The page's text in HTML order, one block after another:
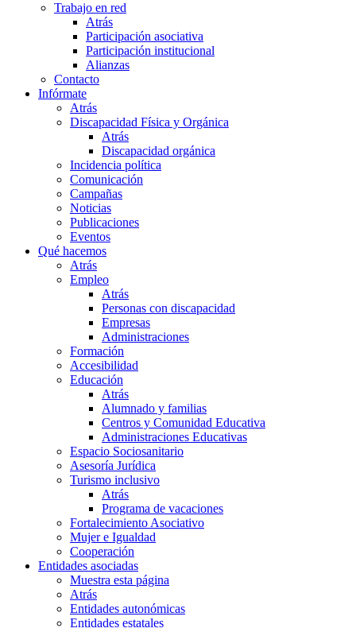
Trabajo en red
Atrás
Participación asociativa
Participación institucional
Alianzas
Contacto
Infórmate
Atrás
Discapacidad Física y Orgánica
Atrás
Discapacidad orgánica
Incidencia política
Comunicación
Campañas
Noticias
Publicaciones
Eventos
Qué hacemos
Atrás
Empleo
Atrás
Personas con discapacidad
Empresas
Administraciones
Formación
Accesibilidad
Educación
Atrás
Alumnado y familias
Centros y Comunidad Educativa
Administraciones Educativas
Espacio Sociosanitario
Asesoría Jurídica
Turismo inclusivo
Atrás
Programa de vacaciones
Fortalecimiento Asociativo
Mujer e Igualdad
Cooperación
Entidades asociadas
Muestra esta página
Atrás
Entidades autonómicas
Entidades estatales